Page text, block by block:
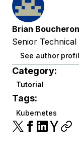
Brian Boucheron
Senior
See author
Category:
Tutorial
Tags:
Kubernetes